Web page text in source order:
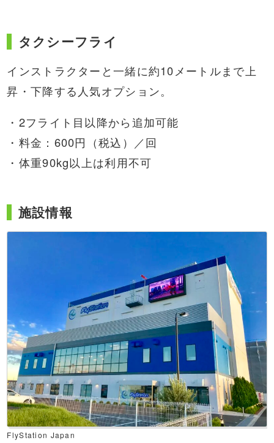
タクシーフライ
インストラクターと一緒に約10メートルまで上
昇・下降する人気オプション。
・2フライト目以降から追加可能
・料金：600円（税込）／回
・体重90kg以上は利用不可
施設情報
FlyStation Japan